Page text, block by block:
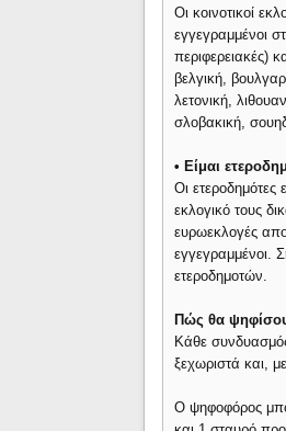
Οι κοινοτικοί
εγγεγραμμένοι
περιφερειακές)
βελγική,
λετονική,
σλοβακική,
• Είμαι
Οι ετεροδημότες
εκλογικό τους
ευρωεκλογές
εγγεγραμμένοι.
ετεροδημοτών.
Πώς θα
Κάθε
ξεχωριστά και,
Ο ψηφοφόρος